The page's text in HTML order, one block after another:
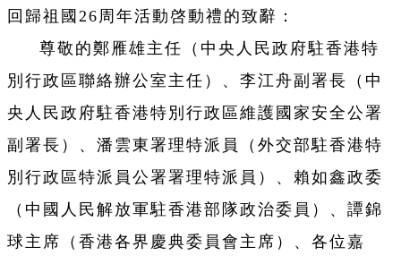
回歸祖國26周年活動啓動禮的致辭：
尊敬的鄭雁雄主任（中央人民政府駐香港特
別行政區聯絡辦公室主任）、李江舟副署長（中
央人民政府駐香港特別行政區維護國家安全公署
副署長）、潘雲東署理特派員（外交部駐香港特
別行政區特派員公署署理特派員）、賴如鑫政委
（中國人民解放軍駐香港部隊政治委員）、譚錦
球主席（香港各界慶典委員會主席）、各位嘉